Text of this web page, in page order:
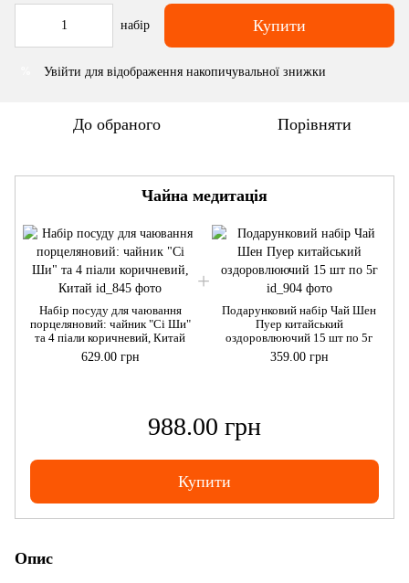
набір Купити
Увійти для відображення накопичувальної знижки
До обраного Порівняти
Чайна медитація
Набір посуду для чаювання
порцеляновий: чайник "Сі Ши"
та 4 піали коричневий, Китай
629.00 грн
Подарунковий набір Чай Шен
Пуер китайський
оздоровлюючий 15 шт по 5г
359.00 грн
988.00 грн
Купити
Опис